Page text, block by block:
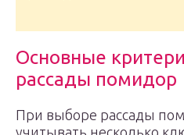
Основные
рассады помидор
При выборе рассады
учитывать несколько